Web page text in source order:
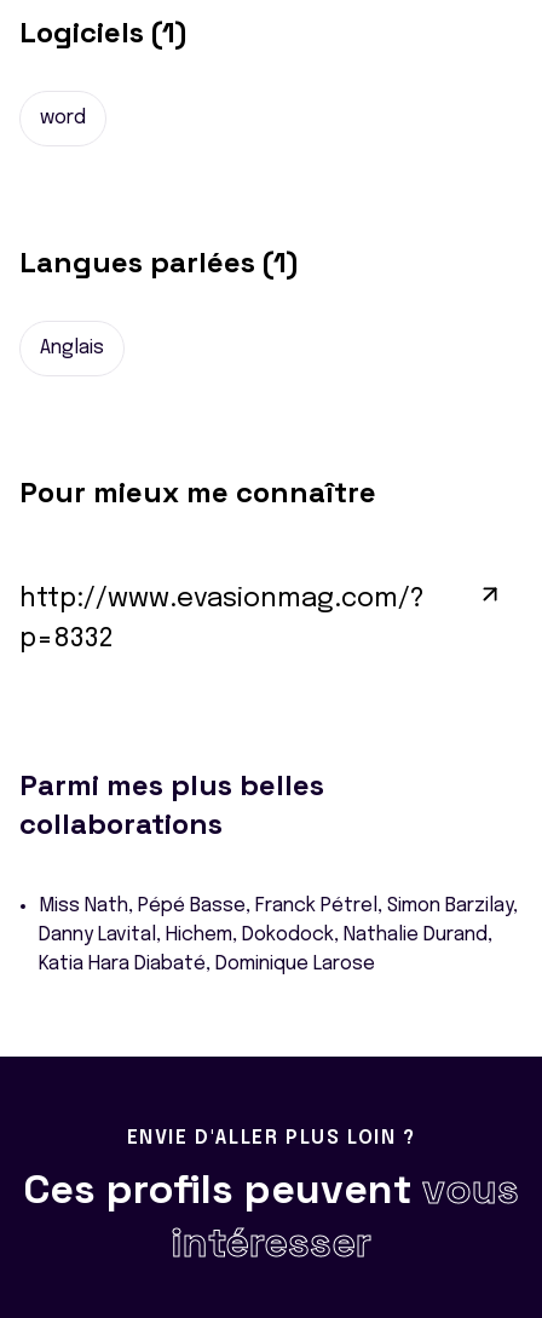
Logiciels (1)
word
Langues parlées (1)
Anglais
Pour mieux me connaître
http://www.evasionmag.com/?
p=8332
Parmi mes plus belles
collaborations
Miss Nath, Pépé Basse, Franck Pétrel, Simon Barzilay,
Danny Lavital, Hichem, Dokodock, Nathalie Durand,
Katia Hara Diabaté, Dominique Larose
ENVIE D'ALLER PLUS LOIN ?
Ces profils peuvent vous
intéresser